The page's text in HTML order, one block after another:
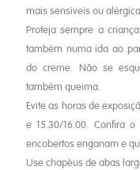
mais sensíveis ou
Proteja sempre a
também numa ida ao
do creme. Não se
também queima.
Evite as horas de
e 15.30/16.00. Confira
encobertos enganam e
Use chapéus de abas